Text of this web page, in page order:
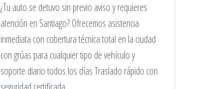
¿Tu auto se detuvo sin previo aviso y requieres
atención en Santiago? Ofrecemos asistencia
inmediata con cobertura técnica total en la ciudad
con grúas para cualquier tipo de vehículo y
soporte diario todos los días Traslado rápido con